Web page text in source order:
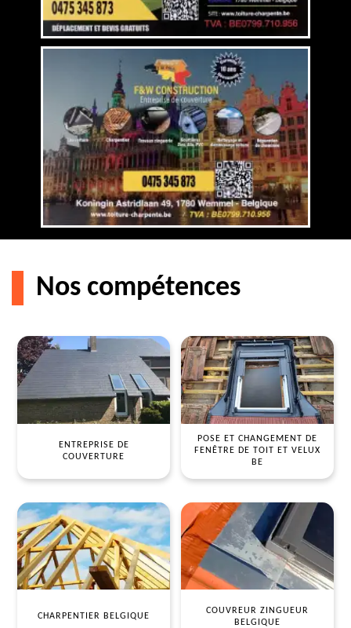
Nos compétences
ENTREPRISE DE
COUVERTURE
POSE ET CHANGEMENT DE
FENÊTRE DE TOIT ET VELUX
BE
CHARPENTIER BELGIQUE
COUVREUR ZINGUEUR
BELGIQUE